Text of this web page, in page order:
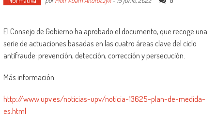
El Consejo de Gobierno ha aprobado el documento, que recoge una
serie de actuaciones basadas en las cuatro áreas clave del ciclo
antifraude: prevención, detección, corrección y persecución.
Más información:
http://www.upv.es/noticias-upv/noticia-13625-plan-de-medida-
es.html